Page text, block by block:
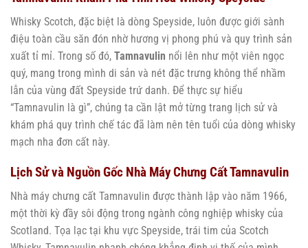
Whisky Scotch, đặc biệt là dòng Speyside, luôn được giới sành
điệu toàn cầu săn đón nhờ hương vị phong phú và quy trình sản
xuất tỉ mỉ. Trong số đó, Tamnavulin nổi lên như một viên ngọc
quý, mang trong mình di sản và nét đặc trưng không thể nhầm
lẫn của vùng đất Speyside trứ danh. Để thực sự hiểu
“Tamnavulin là gì”, chúng ta cần lật mở từng trang lịch sử và
khám phá quy trình chế tác đã làm nên tên tuổi của dòng whisky
mạch nha đơn cất này.
Lịch Sử và Nguồn Gốc Nhà Máy Chưng Cất Tamnavulin
Nhà máy chưng cất Tamnavulin được thành lập vào năm 1966,
một thời kỳ đầy sôi động trong ngành công nghiệp whisky của
Scotland. Tọa lạc tại khu vực Speyside, trái tim của Scotch